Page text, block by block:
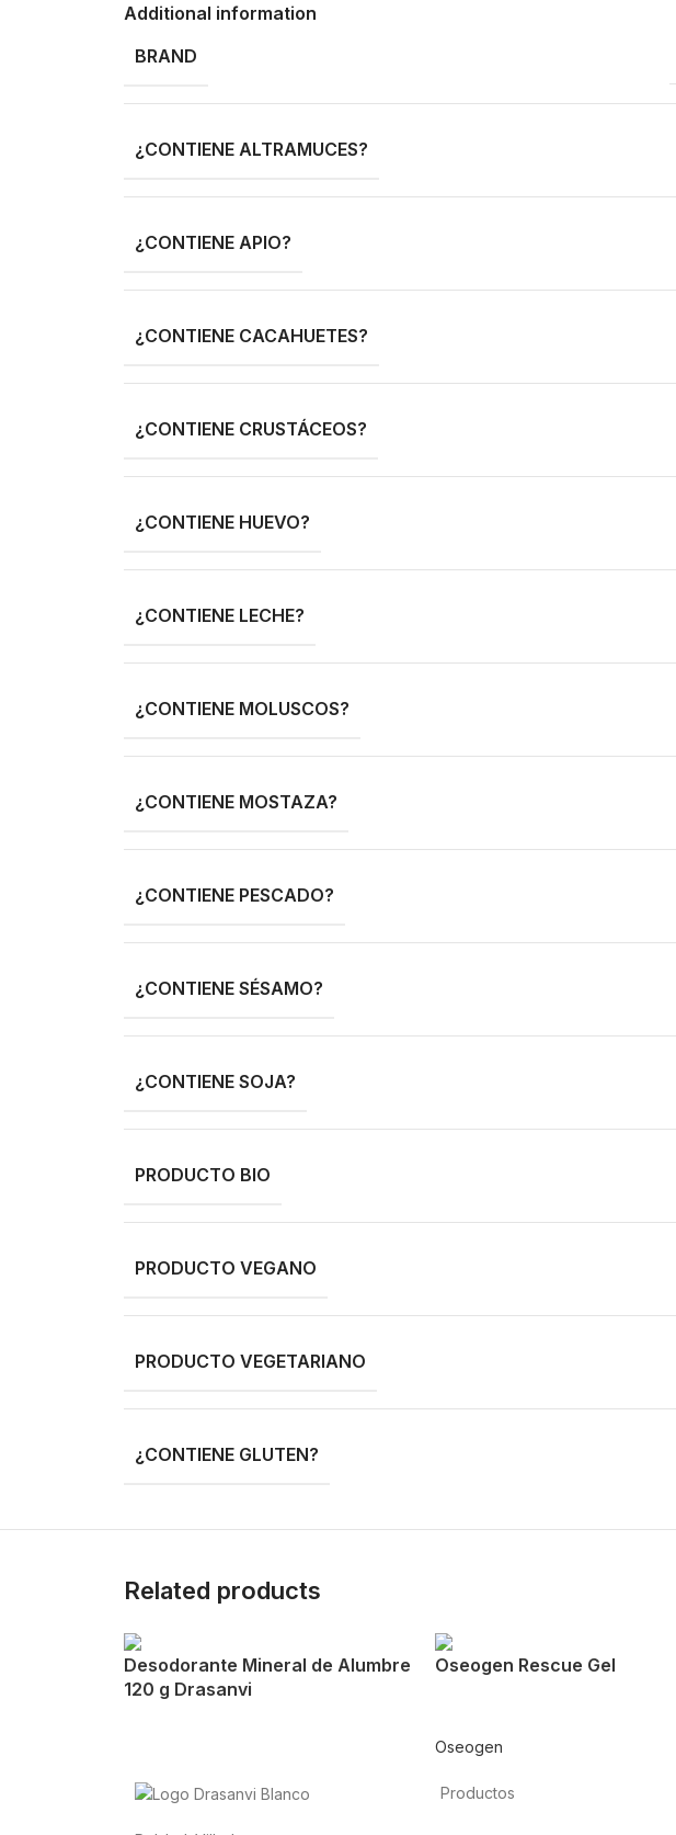
Additional information
BRAND
¿CONTIENE ALTRAMUCES?
¿CONTIENE APIO?
¿CONTIENE CACAHUETES?
¿CONTIENE CRUSTÁCEOS?
¿CONTIENE HUEVO?
¿CONTIENE LECHE?
¿CONTIENE MOLUSCOS?
¿CONTIENE MOSTAZA?
¿CONTIENE PESCADO?
¿CONTIENE SÉSAMO?
¿CONTIENE SOJA?
PRODUCTO BIO
PRODUCTO VEGANO
PRODUCTO VEGETARIANO
¿CONTIENE GLUTEN?
Related products
Desodorante Mineral de Alumbre
120 g Drasanvi
Oseogen Rescue Gel
Oseogen
Productos